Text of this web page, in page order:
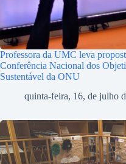
Professora da UMC leva
Conferência Nacional dos
Sustentável da ONU
quinta-feira, 16, de julho